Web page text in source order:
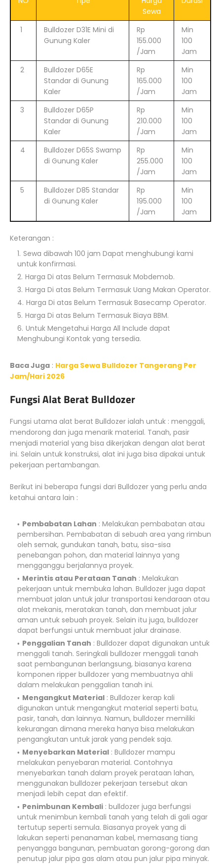
Sewa
1
Bulldozer D31E Mini di
Gunung Kaler
Rp
155.000
/Jam
Min
100
Jam
2
Bulldozer D65E
Standar di Gunung
Kaler
Rp
165.000
/Jam
Min
100
Jam
3
Bulldozer D65P
Standar di Gunung
Kaler
Rp
210.000
/Jam
Min
100
Jam
4
Bulldozer D65S Swamp
di Gunung Kaler
Rp
255.000
/Jam
Min
100
Jam
5
Bulldozer D85 Standar
di Gunung Kaler
Rp
195.000
/Jam
Min
100
Jam
Keterangan :
Sewa dibawah 100 jam Dapat menghubungi kami
untuk konfirmasi.
Harga Di atas Belum Termasuk Mobdemob.
Harga Di atas Belum Termasuk Uang Makan Operator.
Harga Di atas Belum Termasuk Basecamp Operator.
Harga Di atas Belum Termasuk Biaya BBM.
Untuk Mengetahui Harga All Include dapat
Menghubungi Kontak yang tersedia.
Baca Juga : Harga Sewa Bulldozer Tangerang Per
Jam/Hari 2026
Fungsi Alat Berat Bulldozer
Fungsi utama alat berat Bulldozer ialah untuk : menggali,
mendorong dan juga menarik material. Tanah, pasir
menjadi material yang bisa dikerjakan dengan alat berat
ini. Selain untuk konstruksi, alat ini juga bisa dipakai untuk
pekerjaan pertambangan.
Berikut ini beberapa fungsi dari Bulldozer yang perlu anda
ketahui antara lain :
Pembabatan Lahan : Melakukan pembabatan atau
pembersihan. Pembabatan di sebuah area yang rimbun
oleh semak, gundukan tanah, batu, sisa-sisa
penebangan pohon, dan material lainnya yang
mengganggu berjalannya proyek.
Merintis atau Perataan Tanah : Melakukan
pekerjaan untuk membuka lahan. Bulldozer juga dapat
membuat jalan untuk jalur transportasi kendaraan atau
alat mekanis, meratakan tanah, dan membuat jalur
aman untuk sebuah proyek. Selain itu juga, bulldozer
dapat berfungsi untuk membuat jalur drainase.
Penggalian Tanah : Bulldozer dapat digunakan untuk
menggali tanah. Seringkali bulldozer menggali tanah
saat pembangunan berlangsung, biasanya karena
komponen ripper bulldozer yang membuatnya ahli
dalam melakukan penggalian tanah ini.
Mengangkut Material : Bulldozer kerap kali
digunakan untuk mengangkut material seperti batu,
pasir, tanah, dan lainnya. Namun, bulldozer memiliki
kekurangan dimana mereka hanya bisa melakukan
pengangkutan untuk jarak yang pendek saja.
Menyebarkan Material : Bulldozer mampu
melakukan penyebaran material. Contohnya
menyebarkan tanah dalam proyek perataan lahan,
menggunakan bulldozer pekerjaan tersebut akan
menjadi lebih cepat dan efektif.
Penimbunan Kembali : bulldozer juga berfungsi
untuk menimbun kembali tanah yang telah di gali agar
tertutup seperti semula. Biasanya proyek yang di
lakukan seperti penanaman kabel, memasang tiang
penyangga bangunan, pembuatan gorong-gorong dan
penutup jalur pipa gas alam atau pun jalur pipa minyak.